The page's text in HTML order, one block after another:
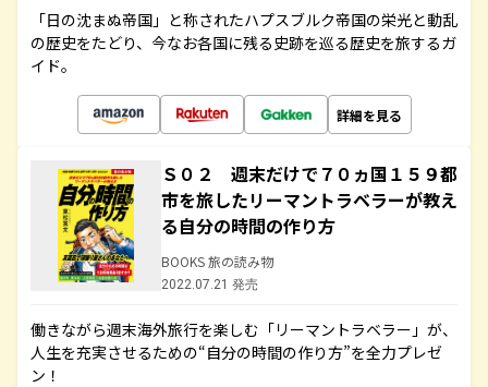
「日の沈まぬ帝国」と称されたハプスブルク帝国の栄光と動乱
の歴史をたどり、今なお各国に残る史跡を巡る歴史を旅するガ
イド。
詳細を見る
Ｓ０２ 週末だけで７０ヵ国１５９都
市を旅したリーマントラベラーが教え
る自分の時間の作り方
BOOKS 旅の読み物
2022.07.21 発売
働きながら週末海外旅行を楽しむ「リーマントラベラー」が、
人生を充実させるための“自分の時間の作り方”を全力プレゼ
ン！